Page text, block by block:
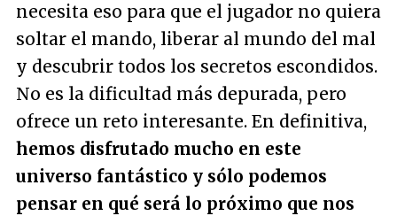
necesita eso para que el jugador no quiera
soltar el mando, liberar al mundo del mal
y descubrir todos los secretos escondidos.
No es la dificultad más depurada, pero
ofrece un reto interesante. En definitiva,
hemos disfrutado mucho en este
universo fantástico y sólo podemos
pensar en qué será lo próximo que nos